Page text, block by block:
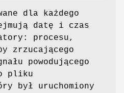
dla każdego
datę i czas
procesu,
zrzucającego
powodującego
pliku
był uruchomiony